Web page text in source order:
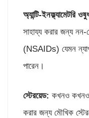
অ্যান্টি-ইনফ্ল্যামেটরি
সাহায্য করার জন্য নন-
(NSAIDs) যেমন
পারেন।
স্টেরয়েড: কখনও কখনও
করার জন্য মৌখিক